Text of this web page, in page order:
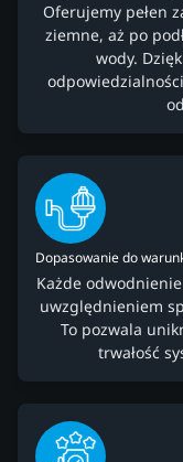
Oferujemy pełen
ziemne, aż po
wody.
Dopasowanie do
Każde
uwzględnieniem
To pozwala
trwałość